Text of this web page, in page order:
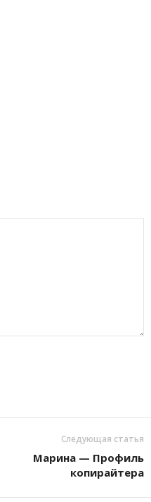
Следующая статья
Марина — Профиль
копирайтера